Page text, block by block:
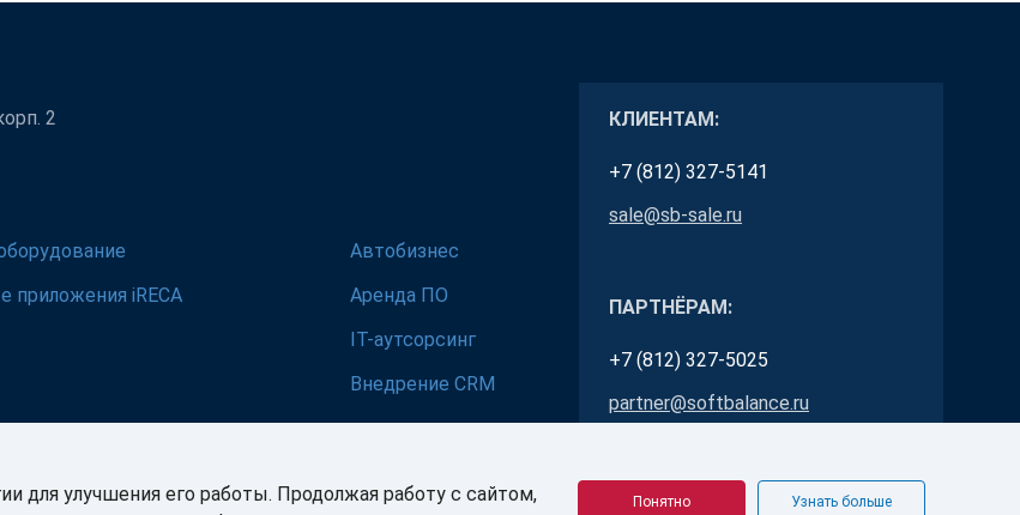
2
Автобизнес
приложения iRECA
Аренда ПО
IT-аутсорсинг
Внедрение CRM
КЛИЕНТАМ:
+7 (812) 327-5141
sale@sb-sale.ru
ПАРТНЁРАМ:
+7 (812) 327-5025
partner@softbalance.ru
для улучшения его работы. Продолжая работу с сайтом,
Понятно Узнать больше